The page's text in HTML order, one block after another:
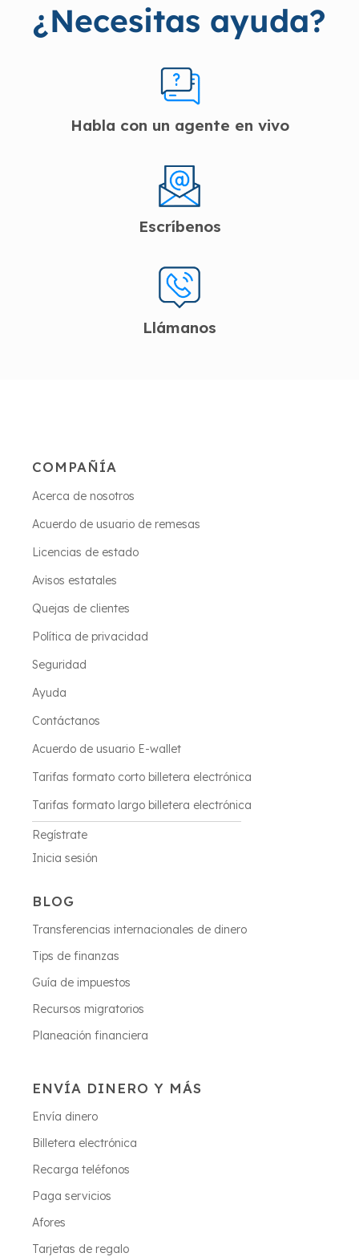
¿Necesitas ayuda?
Habla con un agente en vivo
Escríbenos
Llámanos
COMPAÑÍA
Acerca de nosotros
Acuerdo de usuario de remesas
Licencias de estado
Avisos estatales
Quejas de clientes
Política de privacidad
Seguridad
Ayuda
Contáctanos
Acuerdo de usuario E-wallet
Tarifas formato corto billetera electrónica
Tarifas formato largo billetera electrónica
Regístrate
Inicia sesión
BLOG
Transferencias internacionales de dinero
Tips de finanzas
Guía de impuestos
Recursos migratorios
Planeación financiera
ENVÍA DINERO Y MÁS
Envía dinero
Billetera electrónica
Recarga teléfonos
Paga servicios
Afores
Tarjetas de regalo